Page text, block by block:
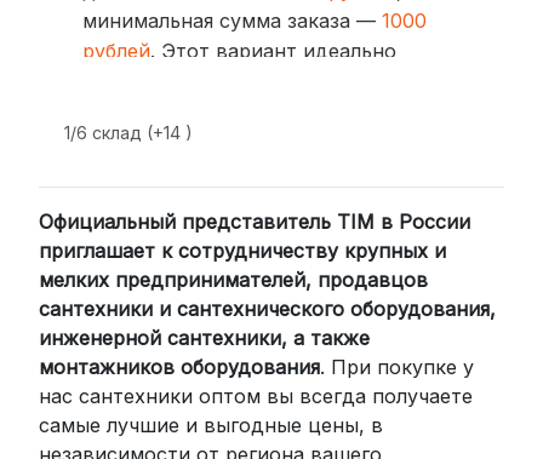
минимальная сумма заказа — 1000
рублей. Этот вариант идеально
компании (СДЭК, BoxBerry, DPD)
Для клиентов из других регионов
России мы сотрудничаем с
проверенными транспортными
компаниями:
СДЭК: Выбирайте доставку до
пункта выдачи (от 2 дней) или
курьером до двери (от 3 дней).
1/6 склад (+14 )
Официальный представитель TIM в России
приглашает к сотрудничеству крупных и
мелких предпринимателей, продавцов
сантехники и сантехнического оборудования,
инженерной сантехники, а также
монтажников оборудования. При покупке у
нас сантехники оптом вы всегда получаете
самые лучшие и выгодные цены, в
независимости от региона вашего